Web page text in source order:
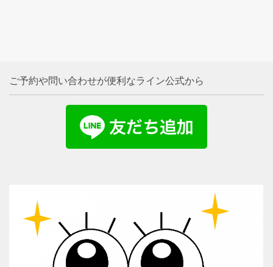
ご予約や問い合わせが便利なライン公式から